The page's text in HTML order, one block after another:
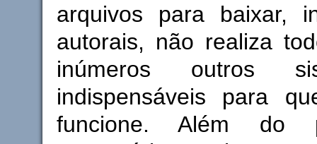
arquivos para baixar,
autorais, não realiza
inúmeros outros
indispensáveis para
funcione. Além do